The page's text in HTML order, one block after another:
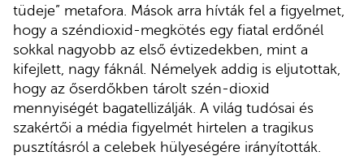
tüdeje” metafora. Mások arra hívták fel a figyelmet,
hogy a széndioxid-megkötés egy fiatal erdőnél
sokkal nagyobb az első évtizedekben, mint a
kifejlett, nagy fáknál. Némelyek addig is eljutottak,
hogy az őserdőkben tárolt szén-dioxid
mennyiségét bagatellizálják. A világ tudósai és
szakértői a média figyelmét hirtelen a tragikus
pusztításról a celebek hülyeségére irányították.